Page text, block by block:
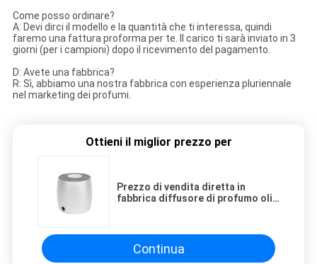
Come posso ordinare?
A: Devi dirci il modello e la quantità che ti interessa, quindi
faremo una fattura proforma per te. Il carico ti sarà inviato in 3
giorni (per i campioni) dopo il ricevimento del pagamento.
D: Avete una fabbrica?
R: Sì, abbiamo una nostra fabbrica con esperienza pluriennale
nel marketing dei profumi.
Ottieni il miglior prezzo per
Prezzo di vendita diretta in
fabbrica diffusore di profumo olio
Continua